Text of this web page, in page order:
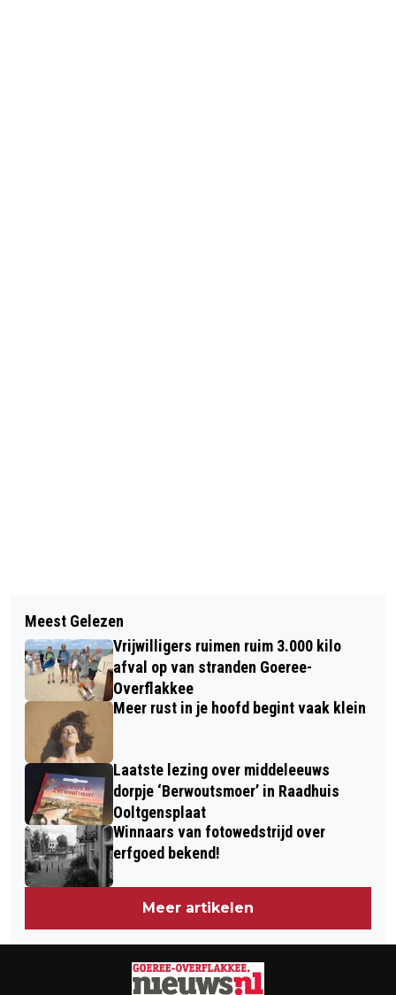
VLINDERS HEBBEN DRINGEND HULP
NODIG
VIERDE VRIJWILLIGERSFESTIVAL OP 7
NOVEMBER
Meest Gelezen
Vrijwilligers ruimen ruim 3.000 kilo
afval op van stranden Goeree-
Overflakkee
Meer rust in je hoofd begint vaak klein
Laatste lezing over middeleeuws
dorpje ‘Berwoutsmoer’ in Raadhuis
Ooltgensplaat
Winnaars van fotowedstrijd over
erfgoed bekend!
Meer artikelen